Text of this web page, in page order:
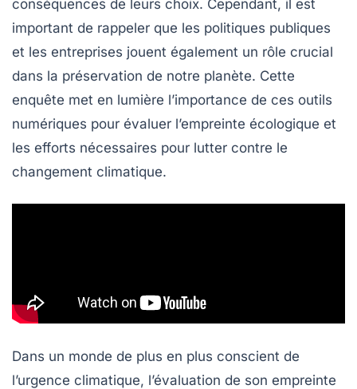
conséquences de leurs choix. Cependant, il est
important de rappeler que les politiques publiques
et les entreprises jouent également un rôle crucial
dans la préservation de notre planète. Cette
enquête met en lumière l’importance de ces outils
numériques pour évaluer l’empreinte écologique et
les efforts nécessaires pour lutter contre le
changement climatique.
Dans un monde de plus en plus conscient de
l’urgence climatique, l’évaluation de son empreinte